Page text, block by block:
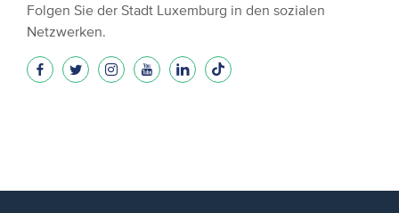
Folgen Sie der Stadt Luxemburg in den sozialen
Netzwerken.